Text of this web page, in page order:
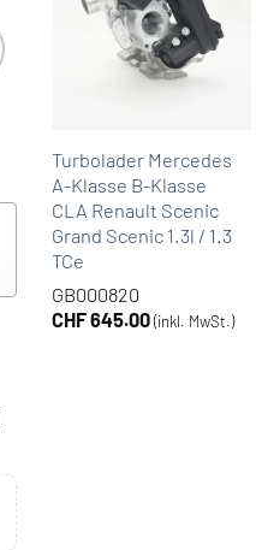
Turbolader Mercedes
A-Klasse B-Klasse
CLA Renault Scenic
Grand Scenic 1.3l / 1.3
TCe
GB000820
CHF645.00 (inkl. MwSt.)